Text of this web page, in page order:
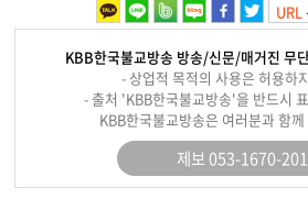
URL
KBB한국불교방송 방송/신문/매거진 무
- 상업적 목적의 사용은 허용하
- 출처 'KBB한국불교방송'을 반드시
KBB한국불교방송은 여러분과 함
제보 053-1670-